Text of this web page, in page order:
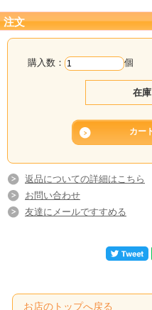
注文
購入数： 個
在庫
返品についての詳細はこちら
お問い合わせ
友達にメールですすめる
お店のトップへ戻る